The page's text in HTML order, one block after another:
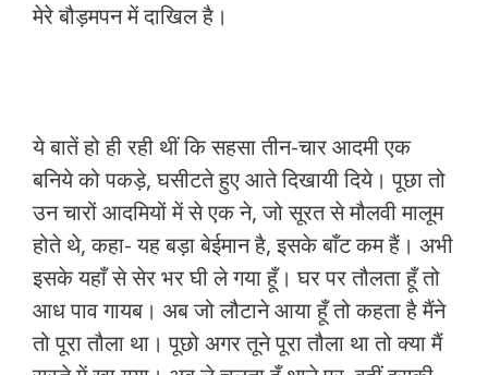
मेरे बौड़मपन में दाखिल है।
ये बातें हो ही रही थीं कि सहसा तीन-चार आदमी एक
बनिये को पकड़े, घसीटते हुए आते दिखायी दिये। पूछा तो
उन चारों आदमियों में से एक ने, जो सूरत से मौलवी मालूम
होते थे, कहा- यह बड़ा बेईमान है, इसके बाँट कम हैं। अभी
इसके यहाँ से सेर भर घी ले गया हूँ। घर पर तौलता हूँ तो
आध पाव गायब। अब जो लौटाने आया हूँ तो कहता है मैंने
तो पूरा तौला था। पूछो अगर तूने पूरा तौला था तो क्या मैं